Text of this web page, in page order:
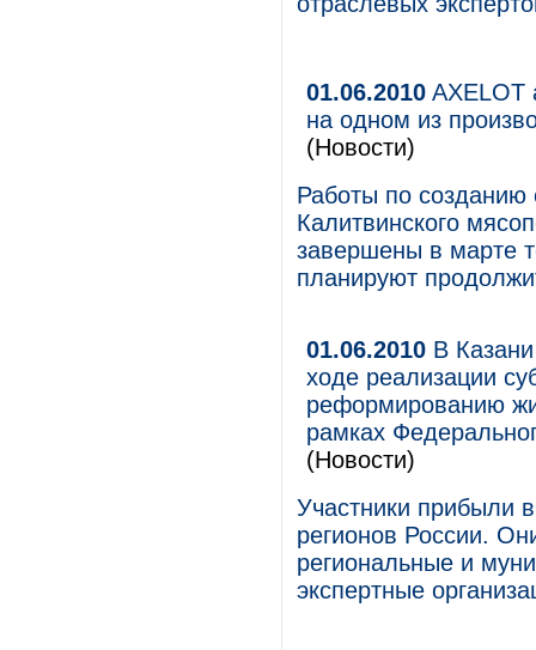
01.06.2010 AXELOT
на одном из
(Новости)
Работы по созданию
Калитвинского
завершены в марте
планируют
01.06.2010 В
ходе реализации
реформированию
рамках
(Новости)
Участники прибыли
регионов России.
региональные и
экспертные